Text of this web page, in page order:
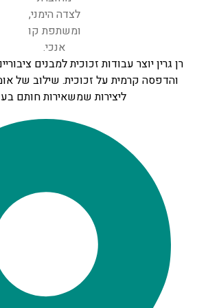
רן גרין יוצר עבודות זכוכית למבנים
והדפסה קרמית על זכוכית. שילוב של
ליצירות שמשאירות חותם